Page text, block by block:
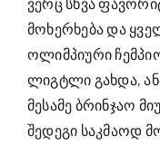
მოხერხება და
ოლიმპიური
ლიგტლი გახდა,
მესამე ბრინჯაო
შედეგი საკმაოდ